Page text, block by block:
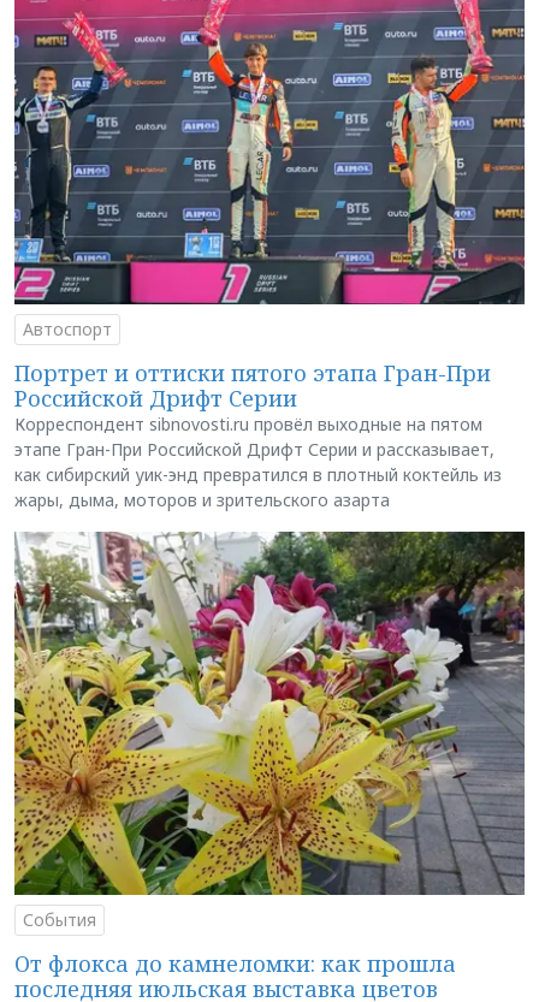
Автоспорт
Портрет и оттиски пятого этапа Гран-При
Российской Дрифт Серии
Корреспондент sibnovosti.ru провёл выходные на пятом
этапе Гран-При Российской Дрифт Серии и рассказывает,
как сибирский уик-энд превратился в плотный коктейль из
жары, дыма, моторов и зрительского азарта
События
От флокса до камнеломки: как прошла
последняя июльская выставка цветов